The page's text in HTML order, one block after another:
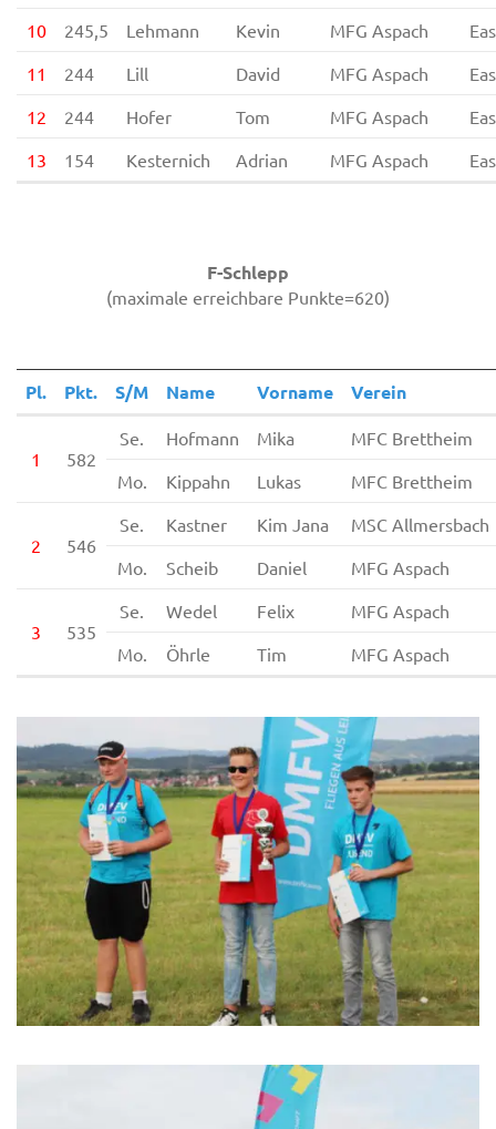
10
245,5 Lehmann Kevin MFG Aspach
11
244 Lill David MFG Aspach
12
244 Hofer Tom MFG Aspach
13
154 Kesternich Adrian MFG Aspach
F-Schlepp
(maximale erreichbare Punkte=620)
Pl. Pkt. S/M Name Vorname Verein
1 582
Se. Hofmann Mika
MFC Brettheim
Mo.
Kippahn Lukas MFC Brettheim
2 546
Se. Kastner Kim Jana
MSC Allmersbach
Mo.
Scheib Daniel MFG Aspach
3 535
Se. Wedel Felix
MFG Aspach
Mo.
Öhrle Tim MFG Aspach